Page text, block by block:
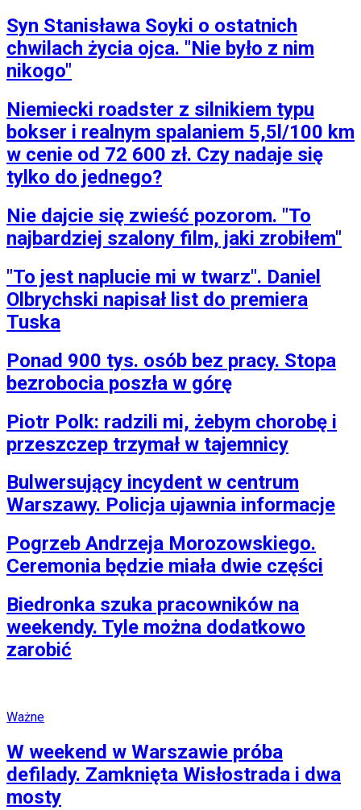
Syn Stanisława Soyki o ostatnich
chwilach życia ojca. "Nie było z nim
nikogo"
Niemiecki roadster z silnikiem typu
bokser i realnym spalaniem 5,5l/100 km
w cenie od 72 600 zł. Czy nadaje się
tylko do jednego?
Nie dajcie się zwieść pozorom. "To
najbardziej szalony film, jaki zrobiłem"
"To jest naplucie mi w twarz". Daniel
Olbrychski napisał list do premiera
Tuska
Ponad 900 tys. osób bez pracy. Stopa
bezrobocia poszła w górę
Piotr Polk: radzili mi, żebym chorobę i
przeszczep trzymał w tajemnicy
Bulwersujący incydent w centrum
Warszawy. Policja ujawnia informacje
Pogrzeb Andrzeja Morozowskiego.
Ceremonia będzie miała dwie części
Biedronka szuka pracowników na
weekendy. Tyle można dodatkowo
zarobić
Ważne
W weekend w Warszawie próba
defilady. Zamknięta Wisłostrada i dwa
mosty